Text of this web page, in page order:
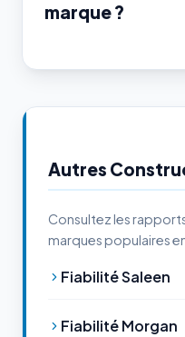
marque ?
Autres
Consultez les
marques populaires
Fiabilité Saleen
Fiabilité Morgan